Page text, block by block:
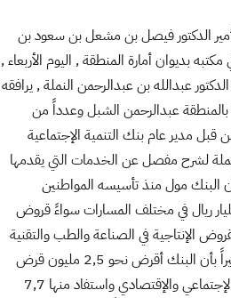
الدكتور فيصل بن مشعل بن سعود بن
بديوان أمارة المنطقة , اليوم الأربعاء ,
عبدالله بن عبدالرحمن النملة , يرافقه
بالمنطقة عبدالرحمن الشبل وعدداً من
مدير عام بنك التنمية الإجتماعية
لشرح مفصل عن الخدمات التي يقدمها
البنك مول منذ تأسيسه المواطنين
بمبلغ يتجاوز 100 مليار ريال في مختلف المسارات سواءً قروض
الإنتاجية في الصناعة والطب والتقنية
والخدمات والتعليم وغيرها , مشيراً بأن البنك أقرض نحو 2,5 مليون قرض
منذ تأسيسه ، والتي كان لها الأثر الإجتماعي والإقتصادي واستفاد منها 7,7